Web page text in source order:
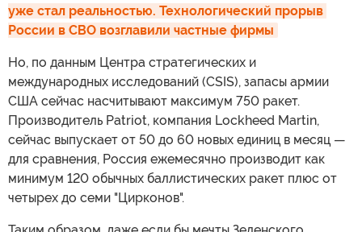
уже стал реальностью. Технологический прорыв
России в СВО возглавили частные фирмы
Но, по данным Центра стратегических и
международных исследований (CSIS), запасы армии
США сейчас насчитывают максимум 750 ракет.
Производитель Patriot, компания Lockheed Martin,
сейчас выпускает от 50 до 60 новых единиц в месяц —
для сравнения, Россия ежемесячно производит как
минимум 120 обычных баллистических ракет плюс от
четырех до семи "Цирконов".